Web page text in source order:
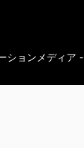
ションメディア -